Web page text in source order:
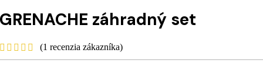
GRENACHE záhradný set
(1 recenzia zákazníka)